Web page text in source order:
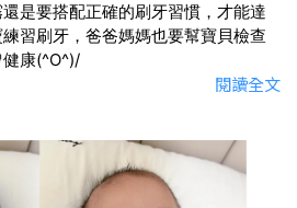
是要搭配正確的刷牙習慣，才能達
習刷牙，爸爸媽媽也要幫寶貝檢查
康(^O^)/
閱讀全文